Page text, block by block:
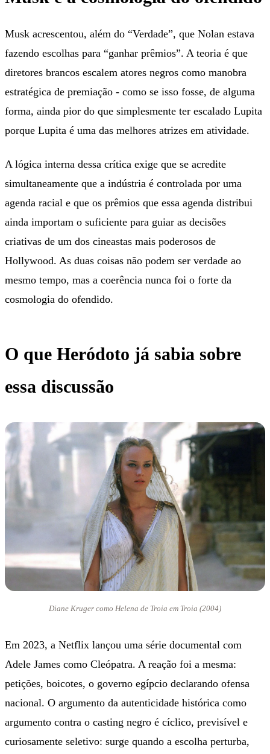
Musk acrescentou, além do “Verdade”, que Nolan estava
fazendo escolhas para “ganhar prêmios”. A teoria é que
diretores brancos escalem atores negros como manobra
estratégica de premiação - como se isso fosse, de alguma
forma, ainda pior do que simplesmente ter escalado Lupita
porque Lupita é uma das melhores atrizes em atividade.
A lógica interna dessa crítica exige que se acredite
simultaneamente que a indústria é controlada por uma
agenda racial e que os prêmios que essa agenda distribui
ainda importam o suficiente para guiar as decisões
criativas de um dos cineastas mais poderosos de
Hollywood. As duas coisas não podem ser verdade ao
mesmo tempo, mas a coerência nunca foi o forte da
cosmologia do ofendido.
O que Heródoto já sabia sobre
essa discussão
Diane Kruger como Helena de Troia em Troia (2004)
Em 2023, a Netflix lançou uma série documental com
Adele James como Cleópatra. A reação foi a mesma:
petições, boicotes, o governo egípcio declarando ofensa
nacional. O argumento da autenticidade histórica como
argumento contra o casting negro é cíclico, previsível e
curiosamente seletivo: surge quando a escolha perturba,